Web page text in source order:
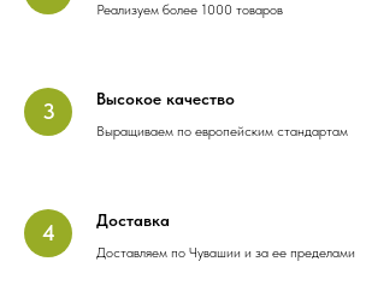
Реализуем более 1000 товаров
Высокое качество
Выращиваем по европейским стандартам
Доставка
Доставляем по Чувашии и за ее пределами